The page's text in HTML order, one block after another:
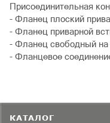
Присоединительная
- Фланец плоский
- Фланец приварной
- Фланец свободный на
- Фланцевое
КАТАЛОГ